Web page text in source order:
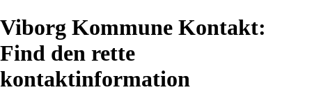
Viborg Kommune Kontakt:
Find den rette
kontaktinformation